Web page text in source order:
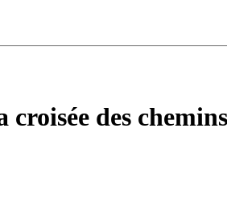
des chemins